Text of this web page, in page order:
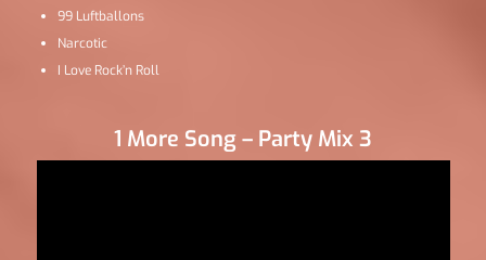
99 Luftballons
Narcotic
I Love Rock’n Roll
1 More Song – Party Mix 3